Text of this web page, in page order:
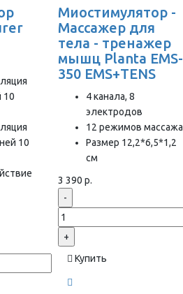
10
10
Миостимулятор -
Массажер для
тела - тренажер
мышц Planta EMS-
350 EMS+TENS
4 канала, 8
электродов
12 режимов массажа
Размер 12,2*6,5*1,2
см
3 390 р.
-
+
Купить